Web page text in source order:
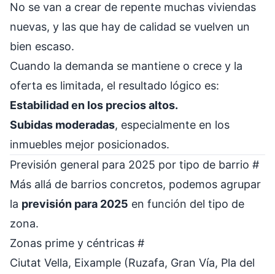
No se van a crear de repente muchas viviendas
nuevas, y las que hay de calidad se vuelven un
bien escaso.
Cuando la demanda se mantiene o crece y la
oferta es limitada, el resultado lógico es:
Estabilidad en los precios altos.
Subidas moderadas, especialmente en los
inmuebles mejor posicionados.
Previsión general para 2025 por tipo de barrio #
Más allá de barrios concretos, podemos agrupar
la previsión para 2025 en función del tipo de
zona.
Zonas prime y céntricas #
Ciutat Vella, Eixample (Ruzafa, Gran Vía, Pla del